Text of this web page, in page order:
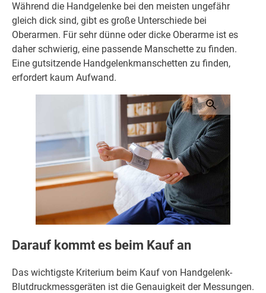
Während die Handgelenke bei den meisten ungefähr
gleich dick sind, gibt es große Unterschiede bei
Oberarmen. Für sehr dünne oder dicke Oberarme ist es
daher schwierig, eine passende Manschette zu finden.
Eine gutsitzende Handgelenkmanschetten zu finden,
erfordert kaum Aufwand.
Darauf kommt es beim Kauf an
Das wichtigste Kriterium beim Kauf von Handgelenk-
Blutdruckmessgeräten ist die Genauigkeit der Messungen.